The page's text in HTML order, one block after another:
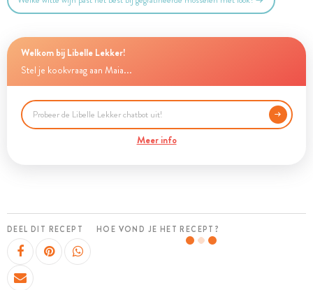
Welkom bij Libelle Lekker!
Stel je kookvraag aan Maia...
Meer info
DEEL DIT RECEPT HOE VOND JE HET RECEPT?